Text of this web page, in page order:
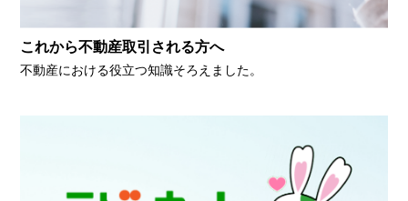
これから不動産取引される方へ
不動産における役立つ知識そろえました。